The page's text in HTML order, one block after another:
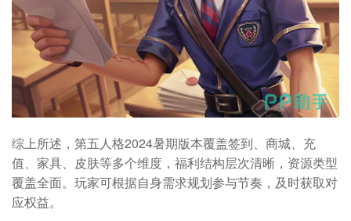
综上所述，第五人格2024暑期版本覆盖签到、商城、充
值、家具、皮肤等多个维度，福利结构层次清晰，资源类型
覆盖全面。玩家可根据自身需求规划参与节奏，及时获取对
应权益。